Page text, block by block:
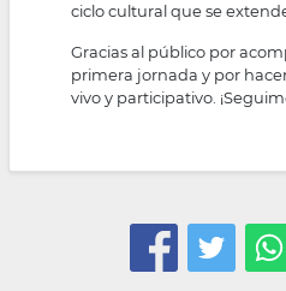
ciclo cultural que se
Gracias al público por
primera jornada y por
vivo y participativo.